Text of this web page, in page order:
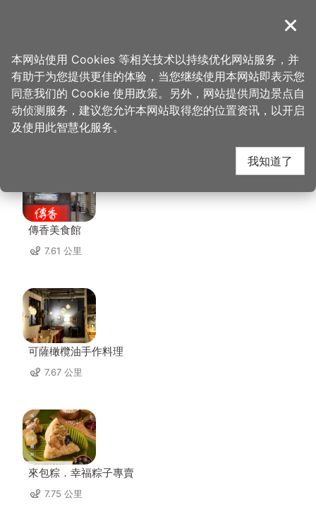
導覽
首页 > 想去的地方 > 住宿 > 名仕旅舘
名仕旅舘 周边店家
傳香美食館
7.61 公里
可薩橄欖油手作料理
7.67 公里
來包粽．幸福粽子專賣
7.75 公里
关闭
本网站使用 Cookies 等相关技术以持续优化网站服务，并
有助于为您提供更佳的体验，当您继续使用本网站即表示您
同意我们的 Cookie 使用政策。另外，网站提供周边景点自
动侦测服务，建议您允许本网站取得您的位置资讯，以开启
及使用此智慧化服务。
我知道了